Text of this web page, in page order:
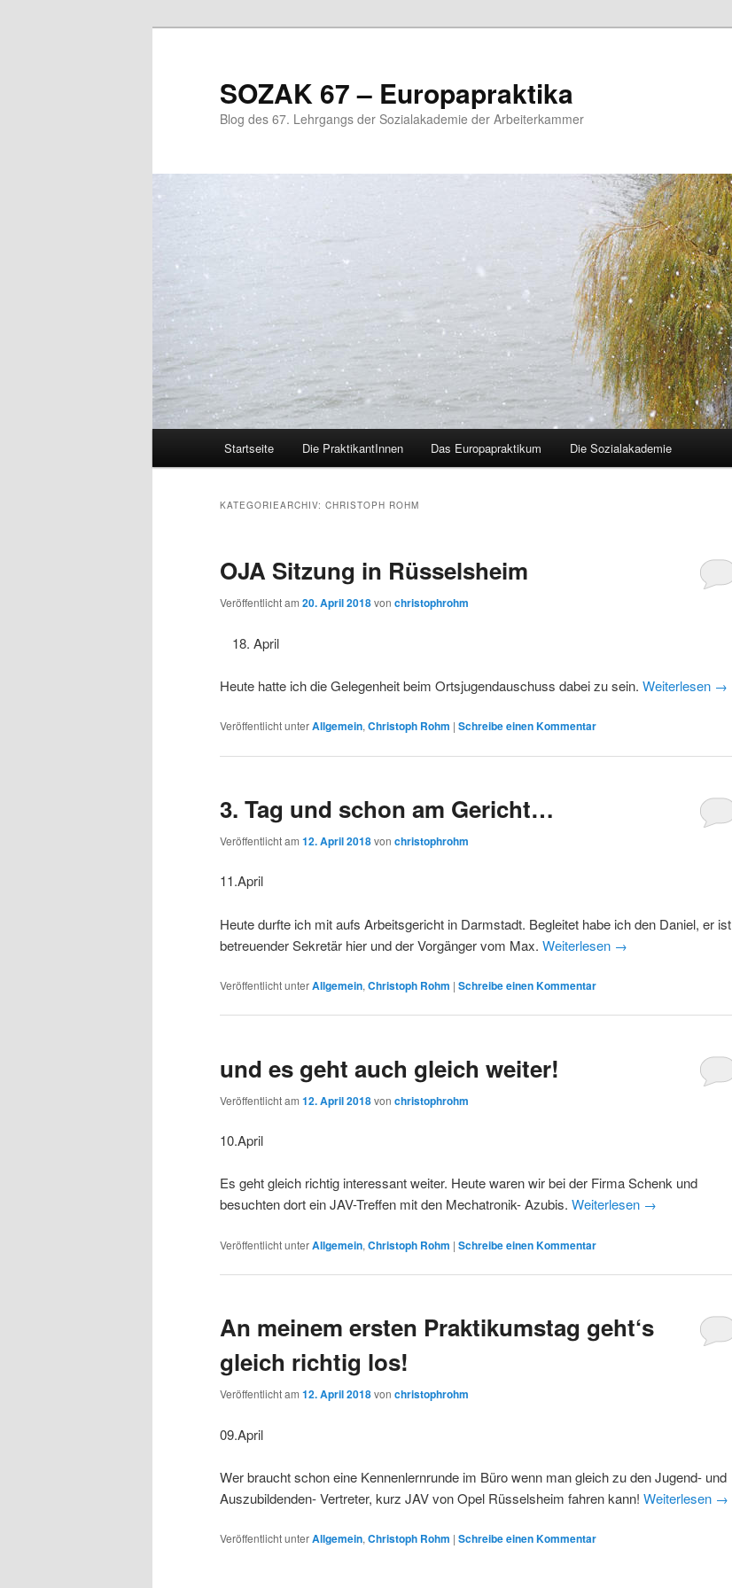
SOZAK 67 – Europapraktika
Blog des 67. Lehrgangs der Sozialakademie der Arbeiterkammer
Startseite Die PraktikantInnen Das Europapraktikum Die Sozialakademie
KATEGORIEARCHIV: CHRISTOPH ROHM
OJA Sitzung in Rüsselsheim
Veröffentlicht am 20. April 2018von christophrohm
April
Heute hatte ich die Gelegenheit beim Ortsjugendauschuss dabei zu sein. Weiterlesen →
Veröffentlicht unterAllgemein, Christoph Rohm | Schreibe einen Kommentar
3. Tag und schon am Gericht…
Veröffentlicht am 12. April 2018von christophrohm
11.April
Heute durfte ich mit aufs Arbeitsgericht in Darmstadt. Begleitet habe ich den Daniel, er ist
betreuender Sekretär hier und der Vorgänger vom Max. Weiterlesen →
Veröffentlicht unterAllgemein, Christoph Rohm | Schreibe einen Kommentar
und es geht auch gleich weiter!
Veröffentlicht am 12. April 2018von christophrohm
10.April
Es geht gleich richtig interessant weiter. Heute waren wir bei der Firma Schenk und
besuchten dort ein JAV-Treffen mit den Mechatronik- Azubis. Weiterlesen →
Veröffentlicht unterAllgemein, Christoph Rohm | Schreibe einen Kommentar
An meinem ersten Praktikumstag geht‘s
gleich richtig los!
Veröffentlicht am 12. April 2018von christophrohm
09.April
Wer braucht schon eine Kennenlernrunde im Büro wenn man gleich zu den Jugend- und
Auszubildenden- Vertreter, kurz JAV von Opel Rüsselsheim fahren kann! Weiterlesen →
Veröffentlicht unterAllgemein, Christoph Rohm | Schreibe einen Kommentar